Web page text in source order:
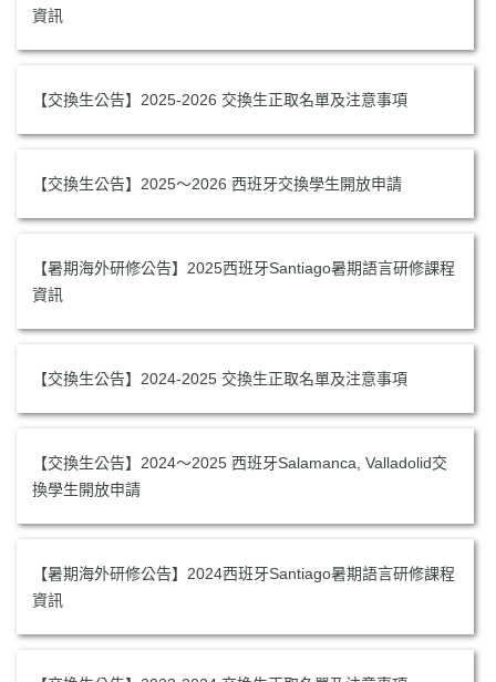
資訊
【交換生公告】2025-2026 交換生正取名單及注意事項
【交換生公告】2025～2026 西班牙交換學生開放申請
【暑期海外研修公告】2025西班牙Santiago暑期語言研修課程
資訊
【交換生公告】2024-2025 交換生正取名單及注意事項
【交換生公告】2024～2025 西班牙Salamanca, Valladolid交
換學生開放申請
【暑期海外研修公告】2024西班牙Santiago暑期語言研修課程
資訊